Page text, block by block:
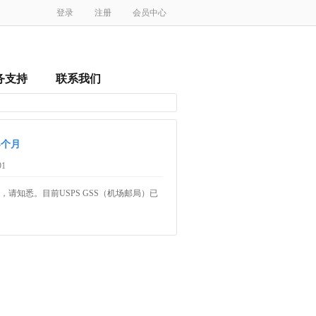
登录 注册 会员中心
支持 联系我们
月
请知悉。目前USPS GSS（机场邮局）已